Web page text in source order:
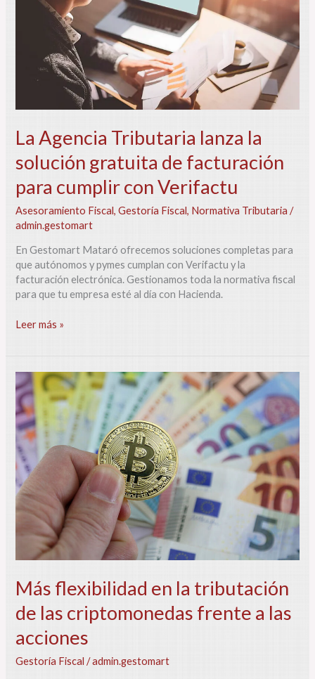
La Agencia Tributaria lanza la
solución gratuita de facturación
para cumplir con Verifactu
Asesoramiento Fiscal,Gestoría Fiscal, Normativa Tributaria /
admin.gestomart
En Gestomart Mataró ofrecemos soluciones completas para
que autónomos y pymes cumplan con Verifactu y la
facturación electrónica. Gestionamos toda la normativa fiscal
para que tu empresa esté al día con Hacienda.
facturación
cumplir
Leer más »
Más flexibilidad en la tributación
de las criptomonedas frente a las
acciones
Gestoría Fiscal /admin.gestomart
Más
flexibilidad
en
la
tributación
de
las
criptomonedas
frente
a
acciones